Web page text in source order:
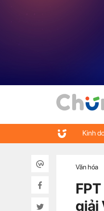
Kinh
Văn hóa
giải